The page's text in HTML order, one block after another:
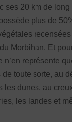
ses 20 km de long
plus de
Morbihan. Et
n’en représente
de toute sorte, au
les dunes, au
les landes et